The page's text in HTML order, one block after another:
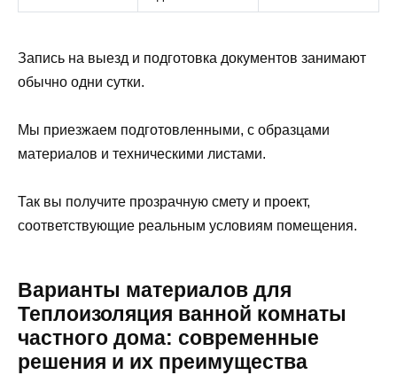
Запись на выезд и подготовка документов занимают
обычно одни сутки.
Мы приезжаем подготовленными, с образцами
материалов и техническими листами.
Так вы получите прозрачную смету и проект,
соответствующие реальным условиям помещения.
Варианты материалов для
Теплоизоляция ванной комнаты
частного дома: современные
решения и их преимущества